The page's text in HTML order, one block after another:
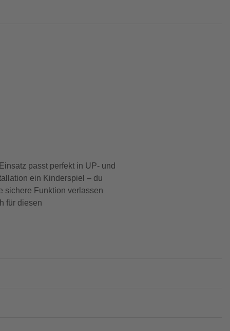
passt perfekt in UP- und
ein Kinderspiel – du
sichere Funktion verlassen
für diesen